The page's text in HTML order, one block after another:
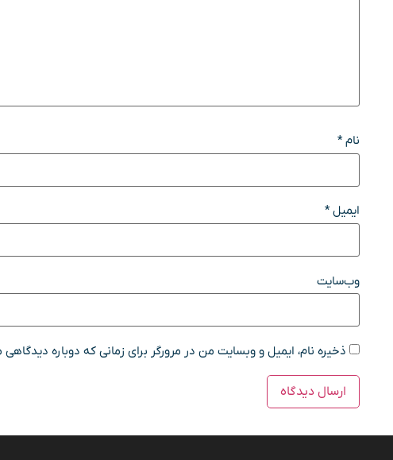
نام*
ایمیل*
وب‌سایت
ذخیره نام، ایمیل و وبسایت من در مرورگر برای زمانی که دوباره